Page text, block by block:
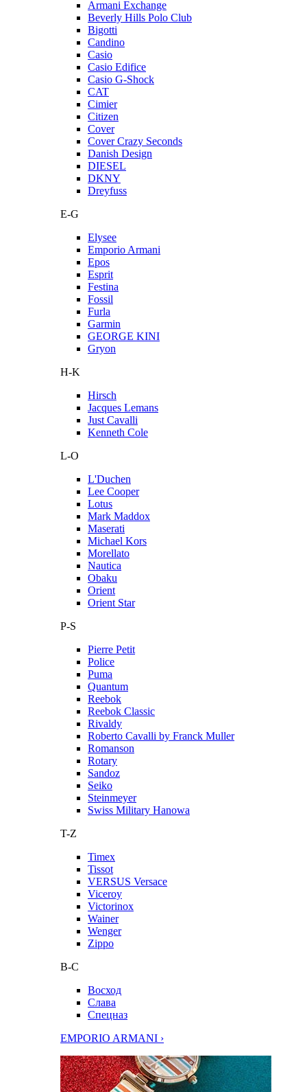
Armani Exchange
Beverly Hills Polo Club
Bigotti
Candino
Casio
Casio Edifice
Casio G-Shock
CAT
Cimier
Citizen
Cover
Cover Crazy Seconds
Danish Design
DIESEL
DKNY
Dreyfuss
E-G
Elysee
Emporio Armani
Epos
Esprit
Festina
Fossil
Furla
Garmin
GEORGE KINI
Gryon
H-K
Hirsch
Jacques Lemans
Just Cavalli
Kenneth Cole
L-O
L'Duchen
Lee Cooper
Lotus
Mark Maddox
Maserati
Michael Kors
Morellato
Nautica
Obaku
Orient
Orient Star
P-S
Pierre Petit
Police
Puma
Quantum
Reebok
Reebok Classic
Rivaldy
Roberto Cavalli by Franck Muller
Romanson
Rotary
Sandoz
Seiko
Steinmeyer
Swiss Military Hanowa
T-Z
Timex
Tissot
VERSUS Versace
Viceroy
Victorinox
Wainer
Wenger
Zippo
В-С
Восход
Слава
Спецназ
EMPORIO ARMANI ›